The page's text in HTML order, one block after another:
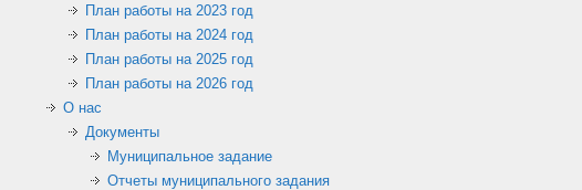
План работы на 2023 год
План работы на 2024 год
План работы на 2025 год
План работы на 2026 год
О нас
Документы
Муниципальное задание
Отчеты муниципального задания